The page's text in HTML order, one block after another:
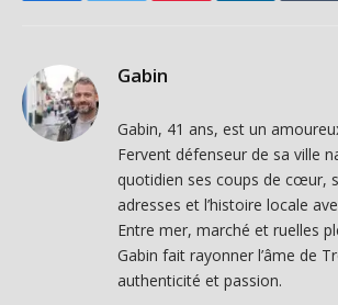
Gabin
Gabin, 41 ans, est un
Fervent défenseur de sa ville
quotidien ses coups de cœur,
adresses et l’histoire locale
Entre mer, marché et ruelles
Gabin fait rayonner l’âme de
authenticité et passion.